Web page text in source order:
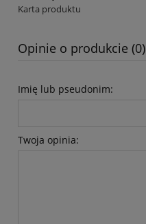
Karta produktu
Opinie o produkcie (0)
Imię lub pseudonim:
Twoja opinia: